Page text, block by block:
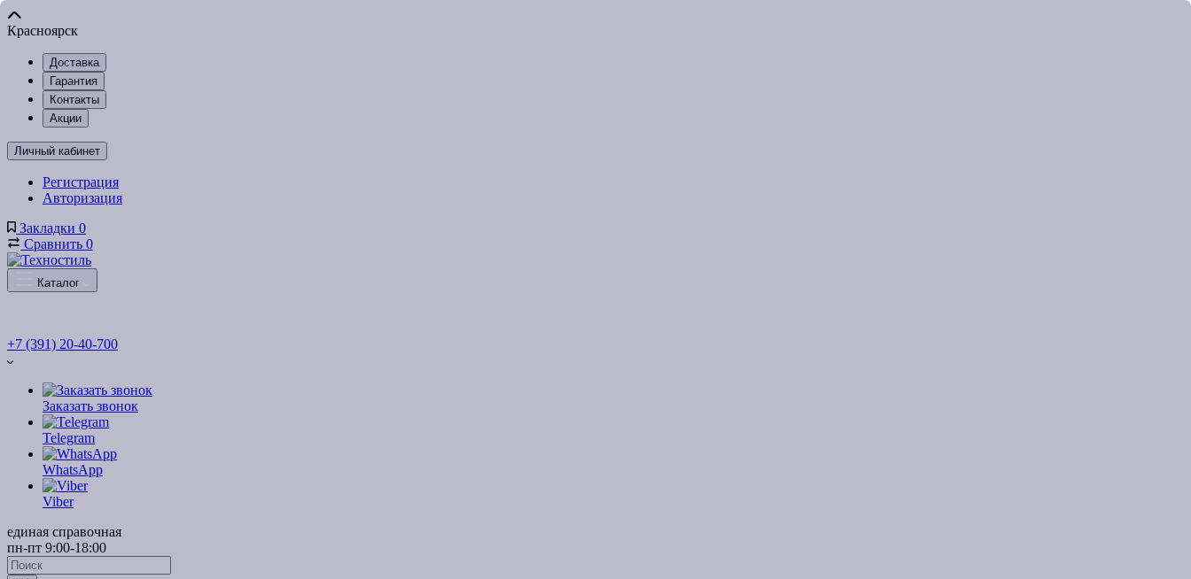
Красноярск
Доставка
Гарантия
Контакты
Акции
Личный кабинет
Регистрация
Авторизация
Закладки 0
Сравнить 0
Каталог
+7 (391) 20-40-700
Заказать звонок
Telegram
WhatsApp
Viber
единая справочная
пн-пт 9:00-18:00